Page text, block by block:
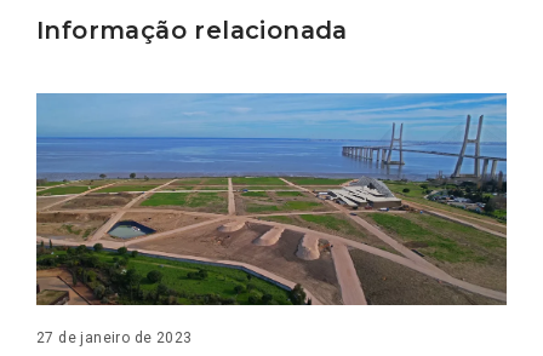
Informação relacionada
27 de janeiro de 2023